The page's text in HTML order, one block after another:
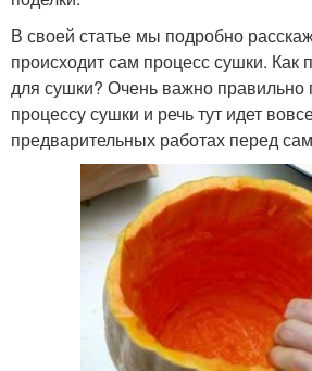
В своей статье мы подробно
происходит сам процесс сушки. Как
для сушки? Очень важно правильно
процессу сушки и речь тут идет
предварительных работах перед